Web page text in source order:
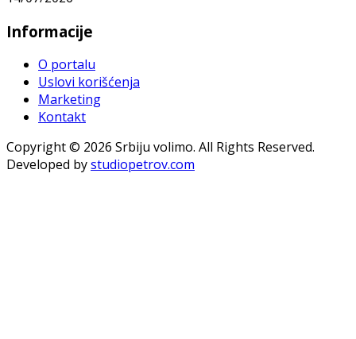
Informacije
O portalu
Uslovi korišćenja
Marketing
Kontakt
Copyright © 2026 Srbiju volimo. All Rights Reserved.
Developed bystudiopetrov.com